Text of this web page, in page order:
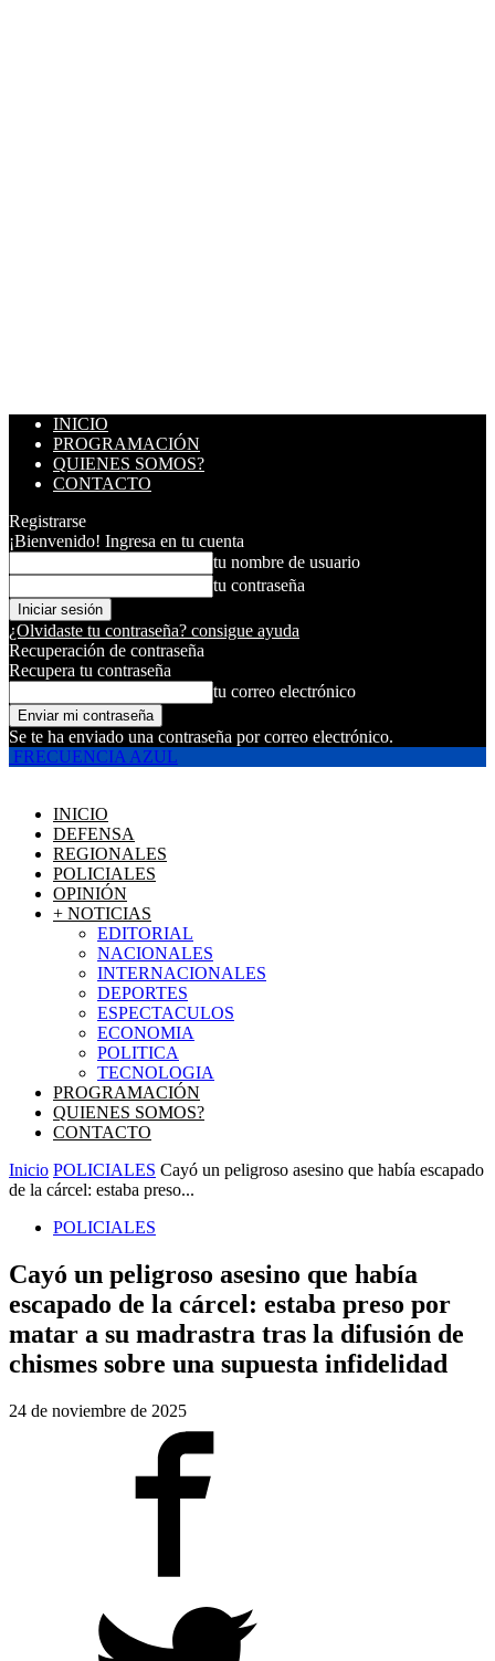
INICIO
PROGRAMACIÓN
QUIENES SOMOS?
CONTACTO
Registrarse
¡Bienvenido! Ingresa en tu cuenta
tu nombre de usuario
tu contraseña
¿Olvidaste tu contraseña? consigue ayuda
Recuperación de contraseña
Recupera tu contraseña
tu correo electrónico
Se te ha enviado una contraseña por correo electrónico.
FRECUENCIA AZUL
INICIO
DEFENSA
REGIONALES
POLICIALES
OPINIÓN
+ NOTICIAS
EDITORIAL
NACIONALES
INTERNACIONALES
DEPORTES
ESPECTACULOS
ECONOMIA
POLITICA
TECNOLOGIA
PROGRAMACIÓN
QUIENES SOMOS?
CONTACTO
Inicio POLICIALES Cayó un peligroso asesino que había escapado
de la cárcel: estaba preso...
POLICIALES
Cayó un peligroso asesino que había
escapado de la cárcel: estaba preso por
matar a su madrastra tras la difusión de
chismes sobre una supuesta infidelidad
24 de noviembre de 2025